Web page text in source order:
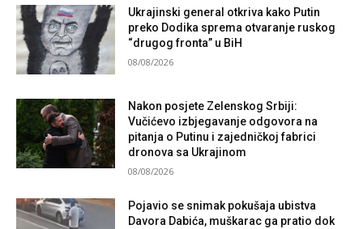
Ukrajinski general otkriva kako Putin
preko Dodika sprema otvaranje ruskog
“drugog fronta” u BiH
08/08/2026
Nakon posjete Zelenskog Srbiji:
Vučićevo izbjegavanje odgovora na
pitanja o Putinu i zajedničkoj fabrici
dronova sa Ukrajinom
08/08/2026
Pojavio se snimak pokušaja ubistva
Davora Dabića, muškarac ga pratio dok